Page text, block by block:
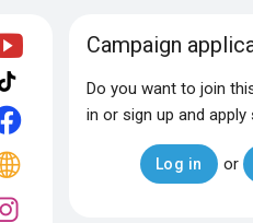
Campaign
Do you want to join
in or sign up and
Log in or